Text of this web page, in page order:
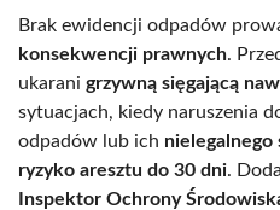
Brak ewidencji odpadów
konsekwencji prawnych.
ukarani grzywną sięgającą
sytuacjach, kiedy naruszenia
odpadów lub ich nielegalnego
ryzyko aresztu do 30 dni.
Inspektor Ochrony